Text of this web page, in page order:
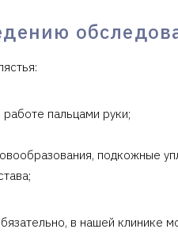
пальцами руки;
подкожные
в нашей клинике